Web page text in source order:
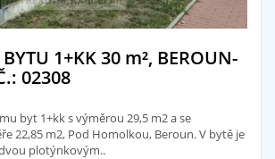
1+KK 30 m², BEROUN-
02308
byt 1+kk s výměrou 29,5 m2 a se
22,85 m2, Pod Homolkou, Beroun. V bytě je
plotýnkovým..